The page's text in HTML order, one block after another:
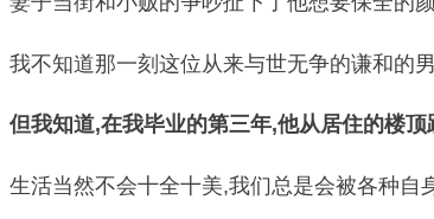
我不知道那一刻这位从来与世无争的谦和的
但我知道,在我毕业的第三年,他从居住的楼顶
生活当然不会十全十美,我们总是会被各种自